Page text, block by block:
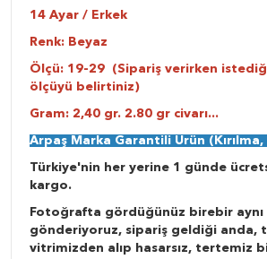
14 Ayar / Erkek
Renk: Beyaz
Ölçü: 19-29 (Sipariş verirken
ölçüyü belirtiniz)
Gram: 2,40 gr. 2.80 gr civarı...
Arpaş Marka Garantili Ürün
Türkiye'nin her yerine 1 günde
kargo.
Fotoğrafta gördüğünüz birebir aynı
gönderiyoruz, sipariş geldiği anda,
vitrimizden alıp hasarsız, tertemiz